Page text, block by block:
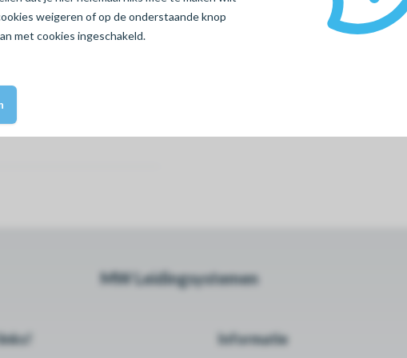
weigeren of op de onderstaande knop
met cookies ingeschakeld.
MW Leidingsystemen
Informatie